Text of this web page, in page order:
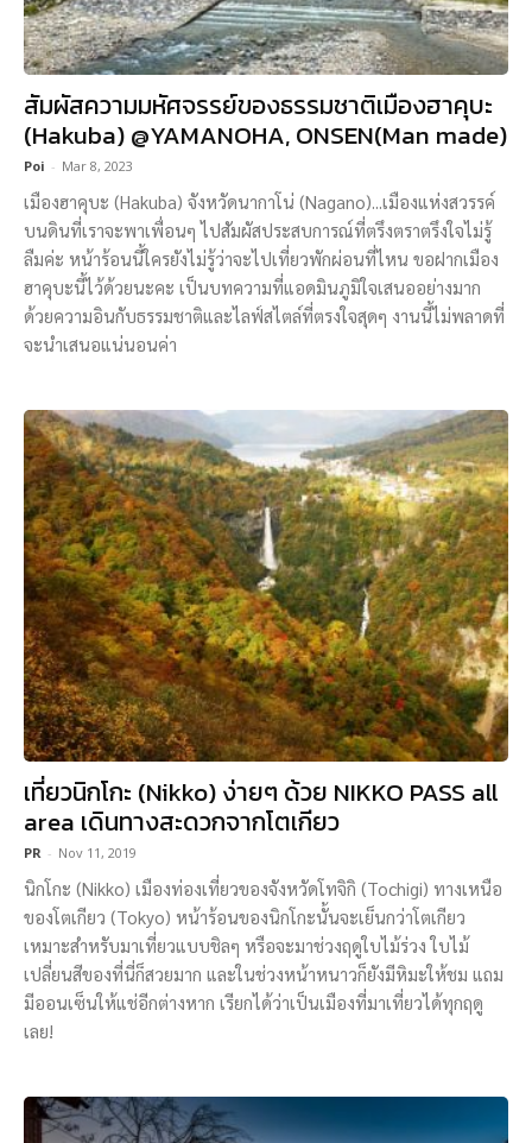
สัมผัสความมหัศจรรย์ของธรรมชาติเมืองฮาคุบะ
(Hakuba) @YAMANOHA, ONSEN(Man made)
Poi - Mar 8, 2023
เมืองฮาคุบะ (Hakuba) จังหวัดนากาโน่ (Nagano)...เมืองแห่งสวรรค์
บนดินที่เราจะพาเพื่อนๆ ไปสัมผัสประสบการณ์ที่ตรึงตราตรึงใจไม่รู้
ลืมค่ะ หน้าร้อนนี้ใครยังไม่รู้ว่าจะไปเที่ยวพักผ่อนที่ไหน ขอฝากเมือง
ฮาคุบะนี้ไว้ด้วยนะคะ เป็นบทความที่แอดมินภูมิใจเสนออย่างมาก
ด้วยความอินกับธรรมชาติและไลฟ์สไตล์ที่ตรงใจสุดๆ งานนี้ไม่พลาดที่
จะนำเสนอแน่นอนค่า
เที่ยวนิกโกะ (Nikko) ง่ายๆ ด้วย NIKKO PASS all
area เดินทางสะดวกจากโตเกียว
PR - Nov 11, 2019
นิกโกะ (Nikko) เมืองท่องเที่ยวของจังหวัดโทจิกิ (Tochigi) ทางเหนือ
ของโตเกียว (Tokyo) หน้าร้อนของนิกโกะนั้นจะเย็นกว่าโตเกียว
เหมาะสำหรับมาเที่ยวแบบชิลๆ หรือจะมาช่วงฤดูใบไม้ร่วง ใบไม้
เปลี่ยนสีของที่นี่ก็สวยมาก และในช่วงหน้าหนาวก็ยังมีหิมะให้ชม แถม
มีออนเซ็นให้แช่อีกต่างหาก เรียกได้ว่าเป็นเมืองที่มาเที่ยวได้ทุกฤดู
เลย!